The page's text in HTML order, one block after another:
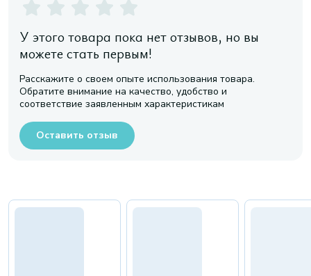
У этого товара пока нет отзывов, но вы
можете стать первым!
Расскажите о своем опыте использования товара.
Обратите внимание на качество, удобство и
соответствие заявленным характеристикам
Оставить отзыв